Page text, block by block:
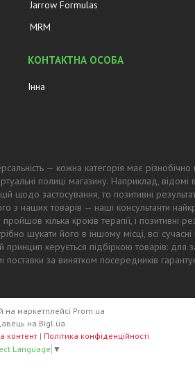
Jarrow Formulas
MRM
Інна
— кожна категорія має
полиці магазину. Наприклад,
застосування, то позитивні
з наших товарів — наші консультанти
кілька кроків терапії, і позитивні
шукати його в іншому місці, всі
принцип керується підбіркою товарів:
за винятком посередників
на маркетплейсі Prom.ua
на Bigl.ua
контент | Політика конфіденційності
Language ▼